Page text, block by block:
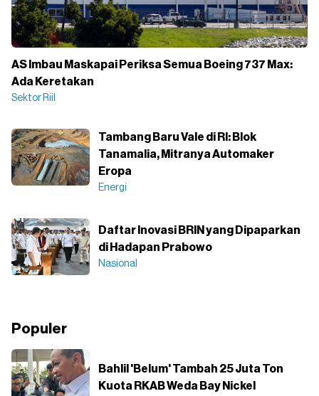
AS Imbau Maskapai Periksa Semua Boeing 737 Max:
Ada Keretakan
Sektor Riil
Tambang Baru Vale di RI: Blok
Tanamalia, Mitranya Automaker
Eropa
Energi
Daftar Inovasi BRIN yang Dipaparkan
di Hadapan Prabowo
Nasional
Populer
Bahlil 'Belum' Tambah 25 Juta Ton
Kuota RKAB Weda Bay Nickel